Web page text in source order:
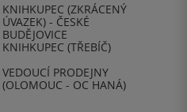
KNIHKUPEC (ZKRÁCENÝ
ÚVAZEK) - ČESKÉ
BUDĚJOVICE
KNIHKUPEC (TŘEBÍČ)
VEDOUCÍ PRODEJNY
(OLOMOUC - OC HANÁ)